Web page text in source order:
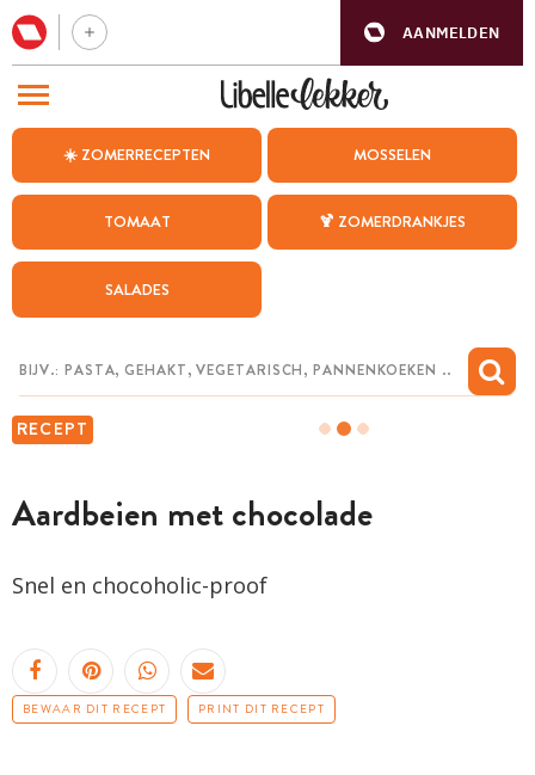
AANMELDEN
☀️ ZOMERRECEPTEN MOSSELEN
TOMAAT 🍹 ZOMERDRANKJES
SALADES
RECEPT
Aardbeien met chocolade
Snel en chocoholic-proof
BEWAAR DIT RECEPT PRINT DIT RECEPT
BEZOEK ONZE ANDERE WEBSITES
WEEKMENU
CHAT MET MAIA
MIJN BEWAARDE RECEPTEN